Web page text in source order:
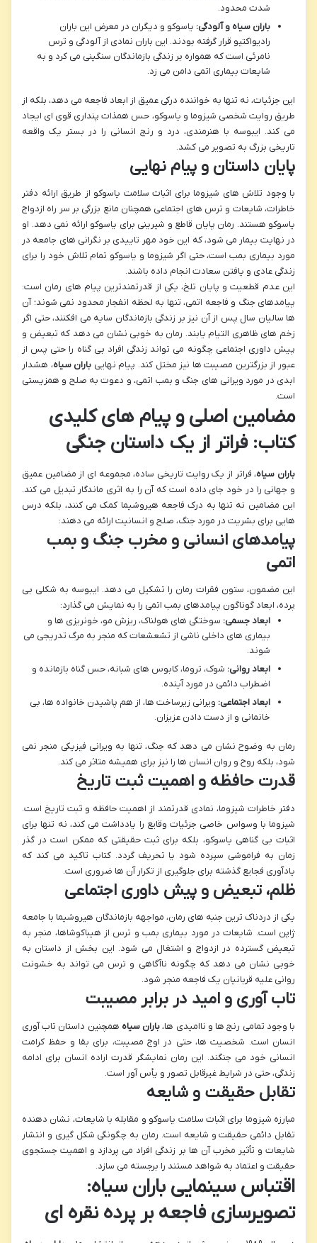
شدت محدود.
باران سیاه و آلودگی: یاسوکو و دیگران در معرض این باران
رادیواکتیو قرار گرفته بودند. این باران نمادی از آلودگی و ترس
نامرئی است که همواره بر زندگی بازماندگان سنگینی می کرد و به
شایعات بیماری اتمی دامن می زد.
این جزئیات، نه تنها به خواننده درکی عمیق از ابعاد فاجعه می دهد، بلکه از
طریق روایت شخصی شیزوما و یاسوکو، حس همذات پنداری قوی ای ایجاد
می کند. ایبوسه با هنرمندی، درد و رنج انسانی را در بستر یک واقعه
تاریخی بزرگ به تصویر می کشد.
پایان داستان و پیام نهایی
با وجود تلاش های شیزوما برای اثبات سلامت یاسوکو از طریق ارائه دفتر
خاطرات، شایعات و ترس های اجتماعی همچنان مانع بزرگی بر سر راه ازدواج
یاسوکو هستند. رمان پایان قاطع و شیرینی برای یاسوکو ارائه نمی دهد. او
در نهایت بیمار می شود، که این خود مهر تاییدی بر نگرانی های جامعه در
مورد بیماری بمب است، حتی اگر شیزوما و یاسوکو تمام تلاش خود را برای
زندگی عادی و یافتن سعادت انجام داده باشند.
این عدم قطعیت و پایان تلخ، یکی از قدرتمندترین پیام های رمان است:
پیامدهای جنگ و فاجعه اتمی، تنها به لحظه انفجار محدود نمی شوند؛ آن
ها سالیان سال پس از آن نیز بر زندگی بازماندگان سایه می افکنند، حتی اگر
زخم های ظاهری التیام یابند. رمان به خوبی نشان می دهد که تبعیض و
پیش داوری اجتماعی چگونه می تواند زندگی افراد بی گناه را حتی پس از
عبور از بزرگترین مصیبت ها نیز مختل کند. پیام نهایی باران سیاه، هشدار
ابدی در مورد ویرانی های جنگ و بمب اتمی، و دعوت به صلح و همزیستی
است.
مضامین اصلی و پیام های کلیدی
کتاب: فراتر از یک داستان جنگی
باران سیاه، فراتر از یک روایت تاریخی ساده، مجموعه ای از مضامین عمیق
و جهانی را در خود جای داده است که آن را به اثری ماندگار تبدیل می کند.
این مضامین نه تنها به درک فاجعه هیروشیما کمک می کنند، بلکه درس
هایی برای بشریت در مورد جنگ، صلح و انسانیت ارائه می دهند:
پیامدهای انسانی و مخرب جنگ و بمب
اتمی
این مضمون، ستون فقرات رمان را تشکیل می دهد. ایبوسه به شکلی بی
پرده، ابعاد گوناگون پیامدهای بمب اتمی را به نمایش می گذارد:
ابعاد جسمی: سوختگی های هولناک، ریزش مو، خونریزی ها و
بیماری های داخلی ناشی از تشعشعات که منجر به مرگ تدریجی می
شوند.
ابعاد روانی: شوک، تروما، کابوس های شبانه، حس گناه بازمانده و
اضطراب دائمی در مورد آینده.
ابعاد اجتماعی: ویرانی زیرساخت ها، از هم پاشیدن خانواده ها، بی
خانمانی و از دست دادن عزیزان.
رمان به وضوح نشان می دهد که جنگ، تنها به ویرانی فیزیکی منجر نمی
شود، بلکه روح و روان انسان ها را نیز برای همیشه متاثر می کند.
قدرت حافظه و اهمیت ثبت تاریخ
دفتر خاطرات شیزوما، نمادی قدرتمند از اهمیت حافظه و ثبت تاریخ است.
شیزوما با وسواس خاصی جزئیات وقایع را یادداشت می کند، نه تنها برای
اثبات بی گناهی یاسوکو، بلکه برای ثبت حقیقتی که ممکن است در گذر
زمان به فراموشی سپرده شود یا تحریف گردد. کتاب تاکید می کند که
یادآوری فجایع گذشته برای جلوگیری از تکرار آن ها ضروری است.
ظلم، تبعیض و پیش داوری اجتماعی
یکی از دردناک ترین جنبه های رمان، مواجهه بازماندگان هیروشیما با جامعه
ژاپن است. شایعات در مورد بیماری بمب و ترس از هیباکوشاها، منجر به
تبعیض گسترده در ازدواج و اشتغال می شود. این بخش از داستان به
خوبی نشان می دهد که چگونه ناآگاهی و ترس می تواند به خشونت
روانی علیه قربانیان یک فاجعه منجر شود.
تاب آوری و امید در برابر مصیبت
با وجود تمامی رنج ها و ناامیدی ها،باران سیاه همچنین داستان تاب آوری
انسان است. شخصیت ها، حتی در اوج مصیبت، برای بقا و حفظ کرامت
انسانی خود می جنگند. این رمان نمایشگر قدرت اراده انسان برای ادامه
زندگی، حتی در شرایط غیرقابل تصور و یأس آور است.
تقابل حقیقت و شایعه
مبارزه شیزوما برای اثبات سلامت یاسوکو و مقابله با شایعات، نشان دهنده
تقابل دائمی حقیقت و شایعه است. رمان به چگونگی شکل گیری و انتشار
شایعات و تأثیر مخرب آن ها بر زندگی افراد می پردازد و اهمیت جستجوی
حقیقت و اعتماد به شواهد مستند را برجسته می سازد.
اقتباس سینمایی باران سیاه:
تصویرسازی فاجعه بر پرده نقره ای